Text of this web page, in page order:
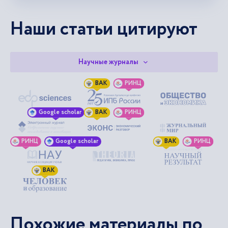
Наши статьи цитируют
Научные журналы
ВАК РИНЦ
Google scholar ВАК РИНЦ
РИНЦ Google scholar ВАК РИНЦ
ВАК